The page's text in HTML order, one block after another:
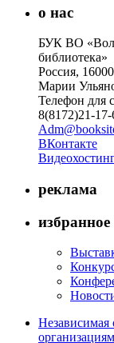
о нас
БУК ВО
библиотека»
Россия,
Марии
Телефон для
8(8172)21-17-
ВКонтакте
реклама
избранное
Независимая